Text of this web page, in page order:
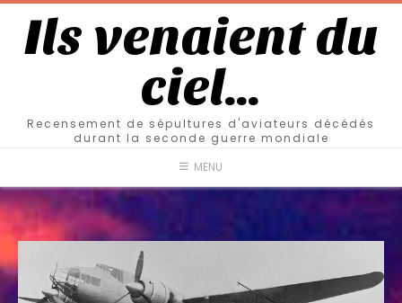
Ils venaient du
ciel…
Recensement de sépultures d'aviateurs décédés
durant la seconde guerre mondiale
MENU